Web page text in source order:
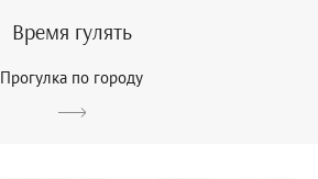
Время гулять
Прогулка по городу